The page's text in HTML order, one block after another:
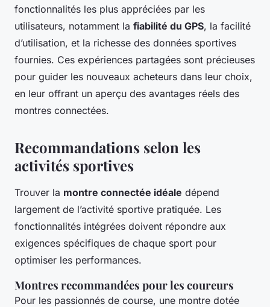
fonctionnalités les plus appréciées par les
utilisateurs, notamment la fiabilité du GPS, la facilité
d’utilisation, et la richesse des données sportives
fournies. Ces expériences partagées sont précieuses
pour guider les nouveaux acheteurs dans leur choix,
en leur offrant un aperçu des avantages réels des
montres connectées.
Recommandations selon les
activités sportives
Trouver la montre connectée idéale dépend
largement de l’activité sportive pratiquée. Les
fonctionnalités intégrées doivent répondre aux
exigences spécifiques de chaque sport pour
optimiser les performances.
Montres recommandées pour les coureurs
Pour les passionnés de course, une montre dotée